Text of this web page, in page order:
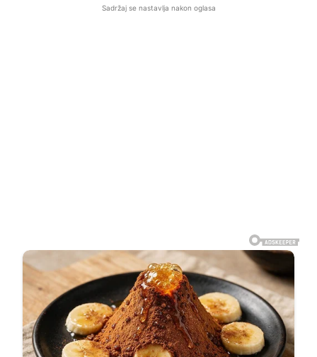
Sadržaj se nastavlja nakon oglasa